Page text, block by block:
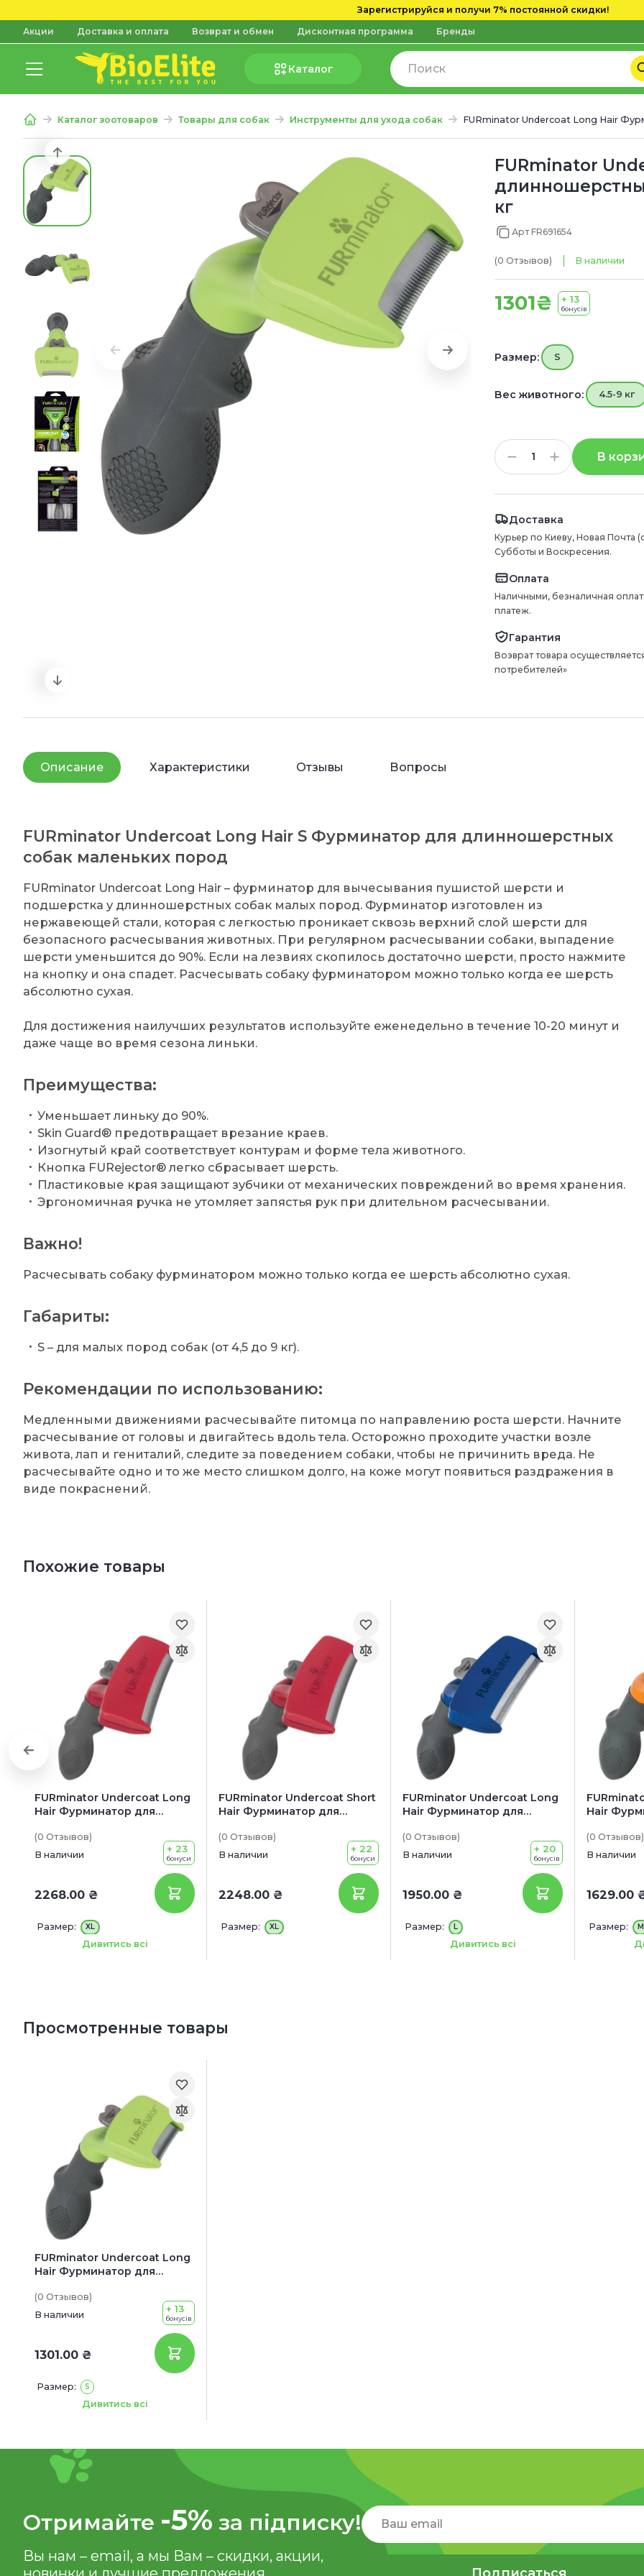
Зарегистрируйся и получи 7% постоянной скидки!
Акции Доставка и оплата Возврат и обмен Дисконтная программа Бренды
Каталог
Каталог зоотоваров Товары для собак Инструменты для ухода собак FURminator Undercoat Long Hair
FURminator
кг
Арт FR691654
(0 Отзывов) В наличии
1301₴ + 13
бонусів
Размер: S
Вес животного: 4.5-9 кг
В
Доставка
Курьер по Киеву, Новая Почта
Субботы и Воскресения.
Оплата
Наличными, безналичная
платеж.
Гарантия
Возврат товара
потребителей»
Описание Характеристики Отзывы Вопросы
FURminator Undercoat Long Hair S Фурминатор для длинношерстных
собак маленьких пород
FURminator Undercoat Long Hair – фурминатор для вычесывания пушистой шерсти и
подшерстка у длинношерстных собак малых пород. Фурминатор изготовлен из
нержавеющей стали, которая с легкостью проникает сквозь верхний слой шерсти для
безопасного расчесывания животных. При регулярном расчесывании собаки, выпадение
шерсти уменьшится до 90%. Если на лезвиях скопилось достаточно шерсти, просто нажмите
на кнопку и она спадет. Расчесывать собаку фурминатором можно только когда ее шерсть
абсолютно сухая.
Для достижения наилучших результатов используйте еженедельно в течение 10-20 минут и
даже чаще во время сезона линьки.
Преимущества:
Уменьшает линьку до 90%.
Skin Guard® предотвращает врезание краев.
Изогнутый край соответствует контурам и форме тела животного.
Кнопка FURejector® легко сбрасывает шерсть.
Пластиковые края защищают зубчики от механических повреждений во время хранения.
Эргономичная ручка не утомляет запястья рук при длительном расчесывании.
Важно!
Расчесывать собаку фурминатором можно только когда ее шерсть абсолютно сухая.
Габариты:
S – для малых пород собак (от 4,5 до 9 кг).
Рекомендации по использованию:
Медленными движениями расчесывайте питомца по направлению роста шерсти. Начните
расчесывание от головы и двигайтесь вдоль тела. Осторожно проходите участки возле
живота, лап и гениталий, следите за поведением собаки, чтобы не причинить вреда. Не
расчесывайте одно и то же место слишком долго, на коже могут появиться раздражения в
виде покраснений.
Похожие товары
FURminator Undercoat Long
Hair Фурминатор для
гигантских пород
(0 Отзывов)
В наличии
2268.00 ₴
+ 23
бонуси
Размер: XL
Вес животного: более 41 кг
Дивитись всі
FURminator Undercoat Short
Hair Фурминатор для
гигантских пород
(0 Отзывов)
В наличии
2248.00 ₴
+ 22
бонуси
Размер: XL
FURminator Undercoat Long
Hair Фурминатор для
крупных пород
(0 Отзывов)
В наличии
1950.00 ₴
+ 20
бонусів
Размер: L
Вес животного: 23-41 кг
Дивитись всі
Hair
средних
(0 Отзывов)
В наличии
1629.00
Размер: M
Вес
Просмотренные товары
FURminator Undercoat Long
Hair Фурминатор для
маленьких пород
(0 Отзывов)
В наличии
1301.00 ₴
+ 13
бонусів
Размер: S
Вес животного: 4.5-9 кг
Дивитись всі
Отримайте -5% за підписку!
Вы нам – email, а мы Вам – скидки, акции,
Подписаться